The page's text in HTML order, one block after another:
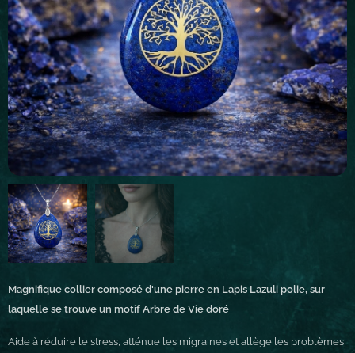
Magnifique collier composé d'une pierre en Lapis Lazuli polie, sur
laquelle se trouve un motif Arbre de Vie doré
Aide à réduire le stress, atténue les migraines et allège les problèmes